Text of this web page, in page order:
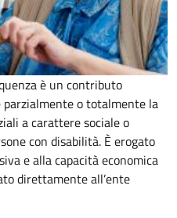
è un contributo
parzialmente o totalmente la
a carattere sociale o
con disabilità. È erogato
e alla capacità economica
direttamente all’ente